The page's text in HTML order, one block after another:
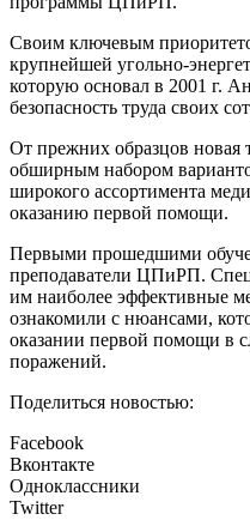
Своим ключевым
крупнейшей угольно-
которую основал в 2001 г.
безопасность труда своих
От прежних образцов новая
обширным набором
широкого ассортимента
оказанию первой помощи.
Первыми прошедшими
преподаватели ЦПиРП.
им наиболее эффективные
ознакомили с нюансами,
оказании первой помощи в
поражений.
Поделиться новостью:
Facebook
Вконтакте
Одноклассники
Twitter